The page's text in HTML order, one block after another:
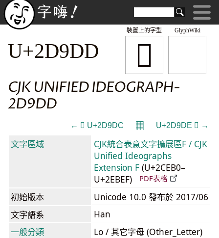
GlyphWiki
𭧝
裝置上的字型
U+2D9DD
CJK UNIFIED IDEOGRAPH-
2D9DD
← 𭧜 U+2D9DC 𝄜 U+2D9DE 𭧞 →
文字區域
CJK統合表意文字擴展區F / CJK
Unified Ideographs
Extension F (U+2CEB0–
U+2EBEF)
PDF表格
初始版本
Unicode 10.0 發布於 2017/06
文字語系
Han
一般分類
Lo / 其它字母 (Other_Letter)